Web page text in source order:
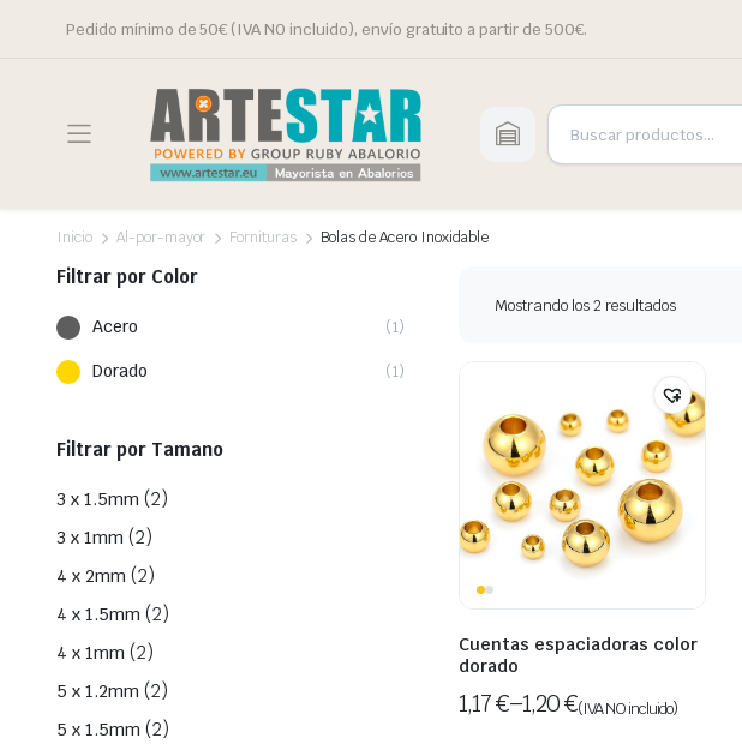
Pedido mínimo de 50€ (IVA NO incluido), envío gratuito a partir de 500€.
Inicio Al-por-mayor Fornituras Bolas de Acero Inoxidable
Mostrando los 2 resultados
Cuentas espaciadoras color
dorado
1,17€–1,20€(IVA NO incluido)
Filtrar por Color
Acero (1)
Dorado (1)
Filtrar por Tamano
3 x 1.5mm (2)
3 x 1mm (2)
4 x 2mm (2)
4 x 1.5mm (2)
4 x 1mm (2)
5 x 1.2mm (2)
5 x 1.5mm (2)